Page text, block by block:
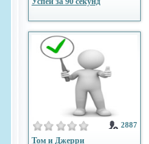
2887
Том и Джерри